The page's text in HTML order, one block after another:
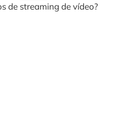
de streaming de vídeo?